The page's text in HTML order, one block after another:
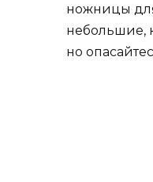
ножницы
небольшие,
но